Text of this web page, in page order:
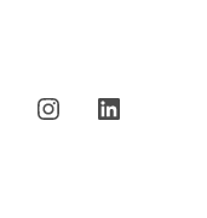
FacebookInstagram